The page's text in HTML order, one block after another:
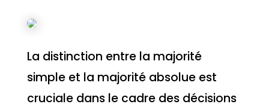
La distinction entre la majorité
simple et la majorité absolue est
cruciale dans le cadre des décisions